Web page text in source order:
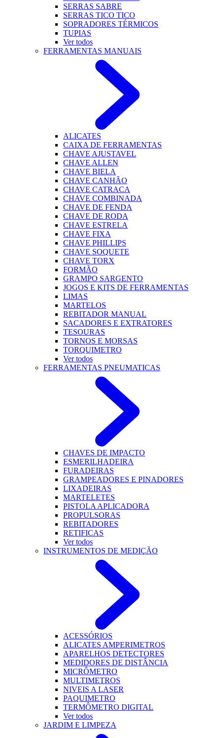
SERRAS SABRE
SERRAS TICO TICO
SOPRADORES TÉRMICOS
TUPIAS
Ver todos
FERRAMENTAS MANUAIS
ALICATES
CAIXA DE FERRAMENTAS
CHAVE AJUSTAVEL
CHAVE ALLEN
CHAVE BIELA
CHAVE CANHÃO
CHAVE CATRACA
CHAVE COMBINADA
CHAVE DE FENDA
CHAVE DE RODA
CHAVE ESTRELA
CHAVE FIXA
CHAVE PHILLIPS
CHAVE SOQUETE
CHAVE TORX
FORMÃO
GRAMPO SARGENTO
JOGOS E KITS DE FERRAMENTAS
LIMAS
MARTELOS
REBITADOR MANUAL
SACADORES E EXTRATORES
TESOURAS
TORNOS E MORSAS
TORQUIMETRO
Ver todos
FERRAMENTAS PNEUMATICAS
CHAVES DE IMPACTO
ESMERILHADEIRA
FURADEIRAS
GRAMPEADORES E PINADORES
LIXADEIRAS
MARTELETES
PISTOLA APLICADORA
PROPULSORAS
REBITADORES
RETIFICAS
Ver todos
INSTRUMENTOS DE MEDIÇÃO
ACESSÓRIOS
ALICATES AMPERIMETROS
APARELHOS DETECTORES
MEDIDORES DE DISTÂNCIA
MICRÔMETRO
MULTIMETROS
NIVEIS A LASER
PAQUIMETRO
TERMÔMETRO DIGITAL
Ver todos
JARDIM E LIMPEZA